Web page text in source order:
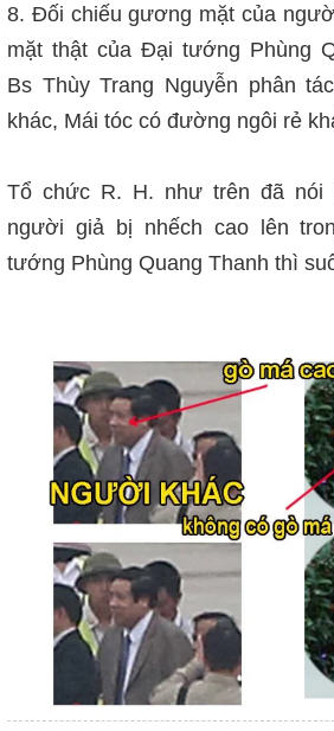
8. Đối chiếu gương mặt của
mặt thật của Đại tướng Phùng
Bs Thùy Trang Nguyễn phân
khác, Mái tóc có đường ngôi rẻ
Tổ chức R. H. như trên đã nói
người giả bị nhếch cao lên
tướng Phùng Quang Thanh thì